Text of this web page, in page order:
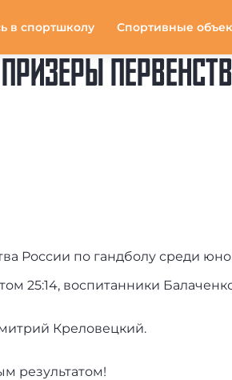
в спортшколу Спортивные
по гандболу среди
25:14, воспитанники
Креловецкий.
результатом!